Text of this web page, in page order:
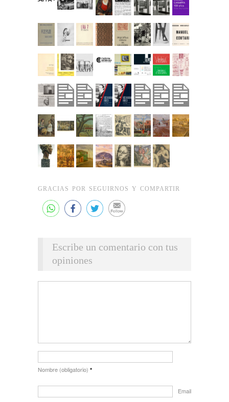
GRACIAS POR SEGUIRNOS Y COMPARTIR
Escribe un comentario con tus
opiniones
Nombre (obligatorio) *
Email